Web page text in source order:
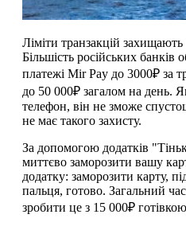
Ліміти транзакцій
Більшість російських банків
платежі Mir Pay до 3000₽ за
до 50 000₽ загалом на день.
телефон, він не зможе
не має такого захисту.
За допомогою додатків
миттєво заморозити вашу
додатку: заморозити карту,
пальця, готово. Загальний
зробити це з 15 000₽